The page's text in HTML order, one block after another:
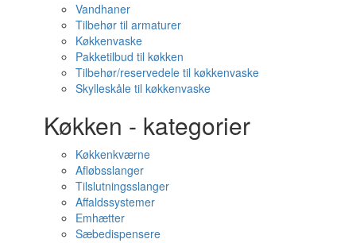
Vandhaner
Tilbehør til armaturer
Køkkenvaske
Pakketilbud til køkken
Tilbehør/reservedele til køkkenvaske
Skylleskåle til køkkenvaske
Køkken - kategorier
Køkkenkværne
Afløbsslanger
Tilslutningsslanger
Affaldssystemer
Emhætter
Sæbedispensere